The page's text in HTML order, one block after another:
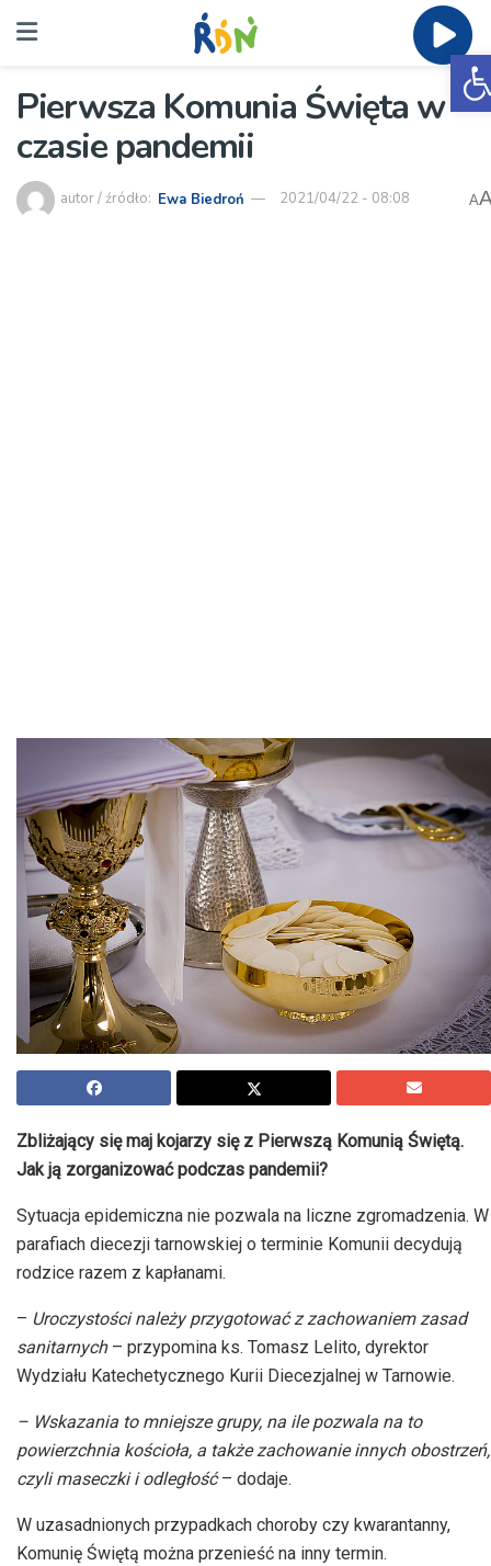
Pierwsza Komunia Święta w
czasie pandemii
autor / źródło: Ewa Biedroń 2021/04/22 - 08:08 A
Zbliżający się maj kojarzy się z Pierwszą Komunią Świętą.
Jak ją zorganizować podczas pandemii?
Sytuacja epidemiczna nie pozwala na liczne zgromadzenia. W
parafiach diecezji tarnowskiej o terminie Komunii decydują
rodzice razem z kapłanami.
– Uroczystości należy przygotować z zachowaniem zasad
sanitarnych– przypomina ks. Tomasz Lelito, dyrektor
Wydziału Katechetycznego Kurii Diecezjalnej w Tarnowie.
– Wskazania to mniejsze grupy, na ile pozwala na to
powierzchnia kościoła, a także zachowanie innych obostrzeń,
czyli maseczki i odległość– dodaje.
W uzasadnionych przypadkach choroby czy kwarantanny,
Komunię Świętą można przenieść na inny termin.